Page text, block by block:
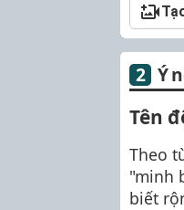
Ý
Tên
Theo
"minh
biết